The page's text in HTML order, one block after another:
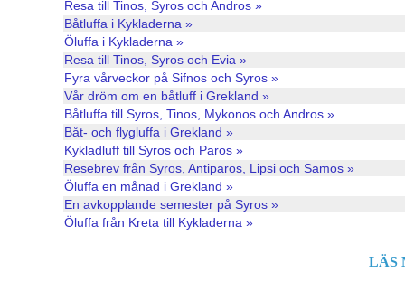
Resa till Tinos, Syros och Andros »
Båtluffa i Kykladerna »
Öluffa i Kykladerna »
Resa till Tinos, Syros och Evia »
Fyra vårveckor på Sifnos och Syros »
Vår dröm om en båtluff i Grekland »
Båtluffa till Syros, Tinos, Mykonos och Andros »
Båt- och flygluffa i Grekland »
Kykladluff till Syros och Paros »
Resebrev från Syros, Antiparos, Lipsi och Samos »
Öluffa en månad i Grekland »
En avkopplande semester på Syros »
Öluffa från Kreta till Kykladerna »
LÄS